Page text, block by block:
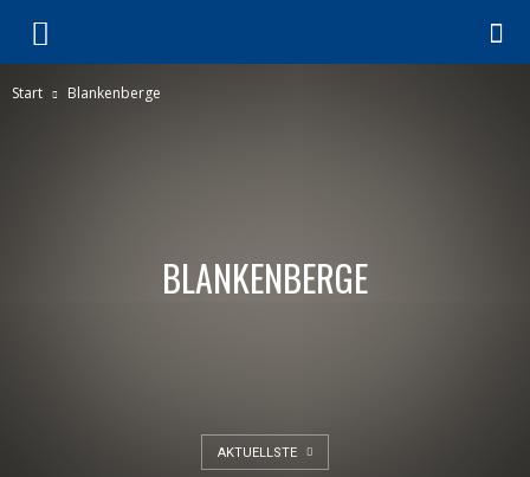
Start Blankenberge
BLANKENBERGE
AKTUELLSTE